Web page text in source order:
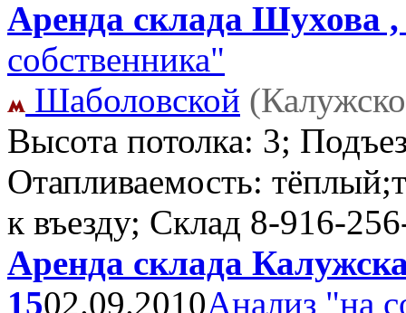
Аренда склада Шухова ,
собственника"
Шаболовской
Высота потолка: 3;
Отапливаемость:
к въезду; Склад 8-916-
Аренда склада
1502.09.2010Анализ "на